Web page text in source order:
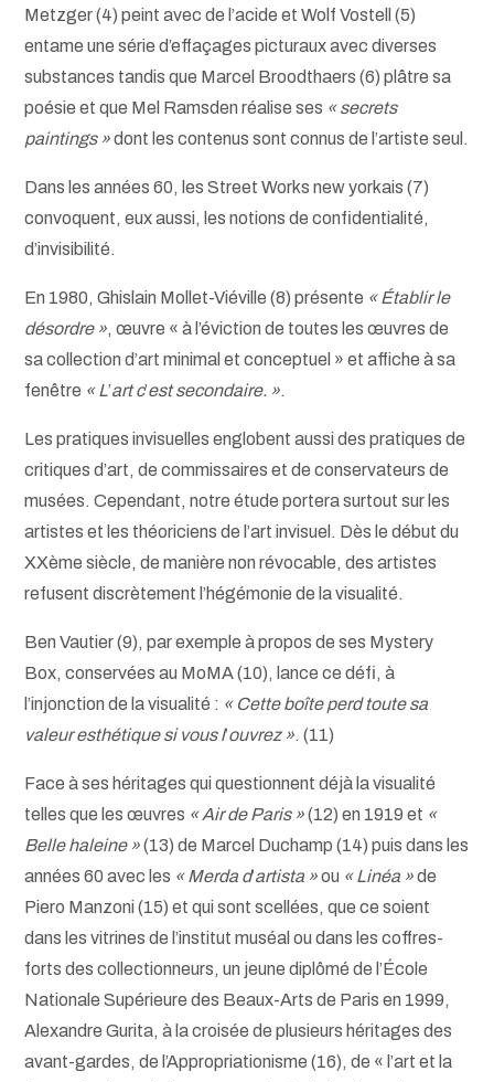
Metzger (4) peint avec de l’acide et Wolf Vostell (5)
entame une série d’effaçages picturaux avec diverses
substances tandis que Marcel Broodthaers (6) plâtre sa
poésie et que Mel Ramsden réalise ses « secrets
paintings »dont les contenus sont connus de l’artiste seul.
Dans les années 60, les Street Works new yorkais (7)
convoquent, eux aussi, les notions de confidentialité,
d’invisibilité.
En 1980, Ghislain Mollet-Viéville (8) présente « Établir le
désordre », œuvre « à l’éviction de toutes les œuvres de
sa collection d’art minimal et conceptuel » et affiche à sa
fenêtre « L’art c’est secondaire. ».
Les pratiques invisuelles englobent aussi des pratiques de
critiques d’art, de commissaires et de conservateurs de
musées. Cependant, notre étude portera surtout sur les
artistes et les théoriciens de l’art invisuel. Dès le début du
XXème siècle, de manière non révocable, des artistes
refusent discrètement l’hégémonie de la visualité.
Ben Vautier (9), par exemple à propos de ses Mystery
Box, conservées au MoMA (10), lance ce défi, à
l’injonction de la visualité : « Cette boîte perd toute sa
valeur esthétique si vous l’ouvrez ». (11)
Face à ses héritages qui questionnent déjà la visualité
telles que les œuvres « Air de Paris »(12) en 1919 et «
Belle haleine »(13) de Marcel Duchamp (14) puis dans les
années 60 avec les « Merda d’artista »ou « Linéa »de
Piero Manzoni (15) et qui sont scellées, que ce soient
dans les vitrines de l’institut muséal ou dans les coffres-
forts des collectionneurs, un jeune diplômé de l’École
Nationale Supérieure des Beaux-Arts de Paris en 1999,
Alexandre Gurita, à la croisée de plusieurs héritages des
avant-gardes, de l’Appropriationisme (16), de « l’art et la